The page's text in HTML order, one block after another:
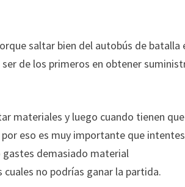
saltar bien del autobús de batalla
de los primeros en obtener
materiales y luego cuando tienen que
eso es muy importante que intentes
demasiado material
no podrías ganar la partida.